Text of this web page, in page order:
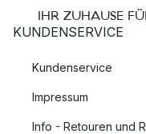
IHR ZUHAUSE
KUNDENSERVICE
Kundenservice
Impressum
Info - Retouren und